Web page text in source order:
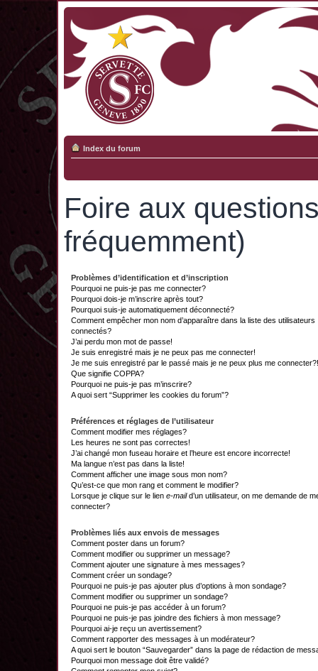
Index du forum
Foire aux
fréquemment)
Problèmes d’identification et d’inscription
Pourquoi ne puis-je pas me connecter?
Pourquoi dois-je m’inscrire après tout?
Pourquoi suis-je automatiquement déconnecté?
Comment empêcher mon nom d’apparaître dans la liste des utilisateurs
connectés?
J’ai perdu mon mot de passe!
Je suis enregistré mais je ne peux pas me connecter!
Je me suis enregistré par le passé mais je ne peux plus me connecter?!
Que signifie COPPA?
Pourquoi ne puis-je pas m’inscrire?
A quoi sert “Supprimer les cookies du forum”?
Préférences et réglages de l’utilisateur
Comment modifier mes réglages?
Les heures ne sont pas correctes!
J’ai changé mon fuseau horaire et l’heure est encore incorrecte!
Ma langue n’est pas dans la liste!
Comment afficher une image sous mon nom?
Qu’est-ce que mon rang et comment le modifier?
Lorsque je clique sur le lien e-maild’un utilisateur, on me demande de
connecter?
Problèmes liés aux envois de messages
Comment poster dans un forum?
Comment modifier ou supprimer un message?
Comment ajouter une signature à mes messages?
Comment créer un sondage?
Pourquoi ne puis-je pas ajouter plus d’options à mon sondage?
Comment modifier ou supprimer un sondage?
Pourquoi ne puis-je pas accéder à un forum?
Pourquoi ne puis-je pas joindre des fichiers à mon message?
Pourquoi ai-je reçu un avertissement?
Comment rapporter des messages à un modérateur?
A quoi sert le bouton “Sauvegarder” dans la page de rédaction de
Pourquoi mon message doit être validé?